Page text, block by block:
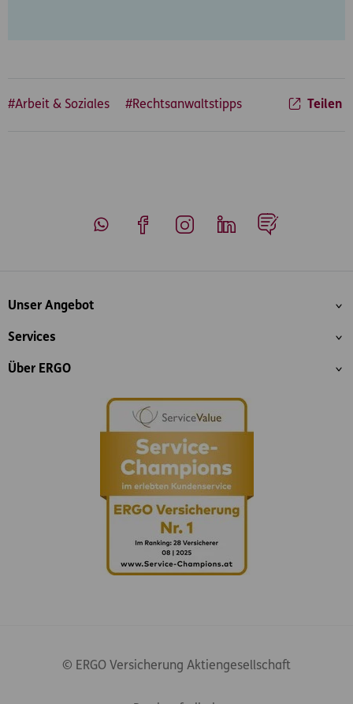
#Arbeit & Soziales #Rechtsanwaltstipps Teilen
Inhaltsübersicht
Unser Angebot
Services
Über ERGO
© ERGO Versicherung Aktiengesellschaft